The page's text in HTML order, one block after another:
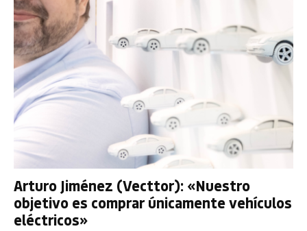
Arturo Jiménez (Vecttor): «Nuestro
objetivo es comprar únicamente vehículos
eléctricos»